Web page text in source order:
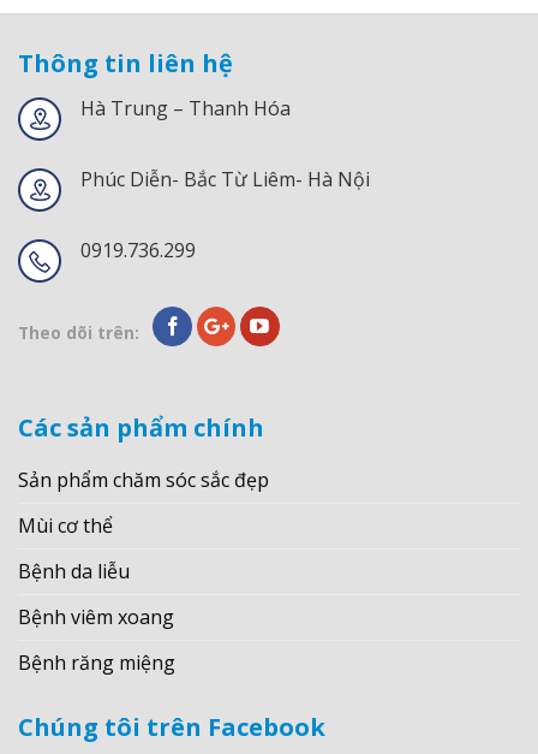
Thông tin liên hệ
Hà Trung – Thanh Hóa
Phúc Diễn- Bắc Từ Liêm- Hà Nội
0919.736.299
Theo dõi trên:
Các sản phẩm chính
Sản phẩm chăm sóc sắc đẹp
Mùi cơ thể
Bệnh da liễu
Bệnh viêm xoang
Bệnh răng miệng
Chúng tôi trên Facebook